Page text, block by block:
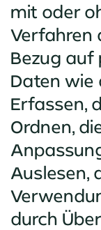
mit oder
Verfahren
Bezug auf
Daten wie
Erfassen,
Ordnen,
Auslesen,
durch